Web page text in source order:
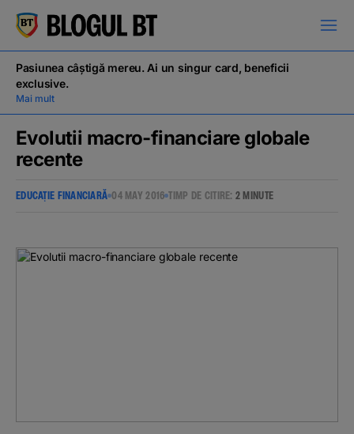
кириллица
Pasiunea câștigă mereu. Ai un singur card, beneficii
exclusive.
Mai mult
Evolutii macro-financiare globale
recente
EDUCAȚIE FINANCIARĂ 04 MAY 2016 TIMP DE CITIRE: 2 MINUTE